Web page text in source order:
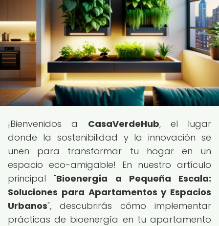
¡Bienvenidos a CasaVerdeHub, el lugar
donde la sostenibilidad y la innovación se
unen para transformar tu hogar en un
espacio eco-amigable! En nuestro artículo
principal "Bioenergía a Pequeña Escala:
Soluciones para Apartamentos y Espacios
Urbanos", descubrirás cómo implementar
prácticas de bioenergía en tu apartamento